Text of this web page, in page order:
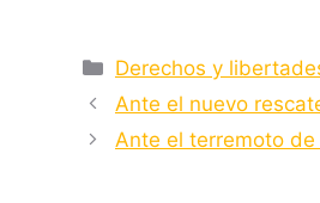
Categorías
Derechos y
Ante el nuevo
Ante el terremoto